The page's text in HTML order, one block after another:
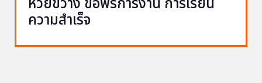
ความสำเร็จ